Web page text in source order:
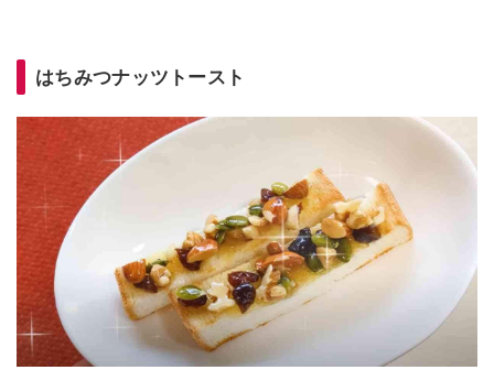
はちみつナッツトースト